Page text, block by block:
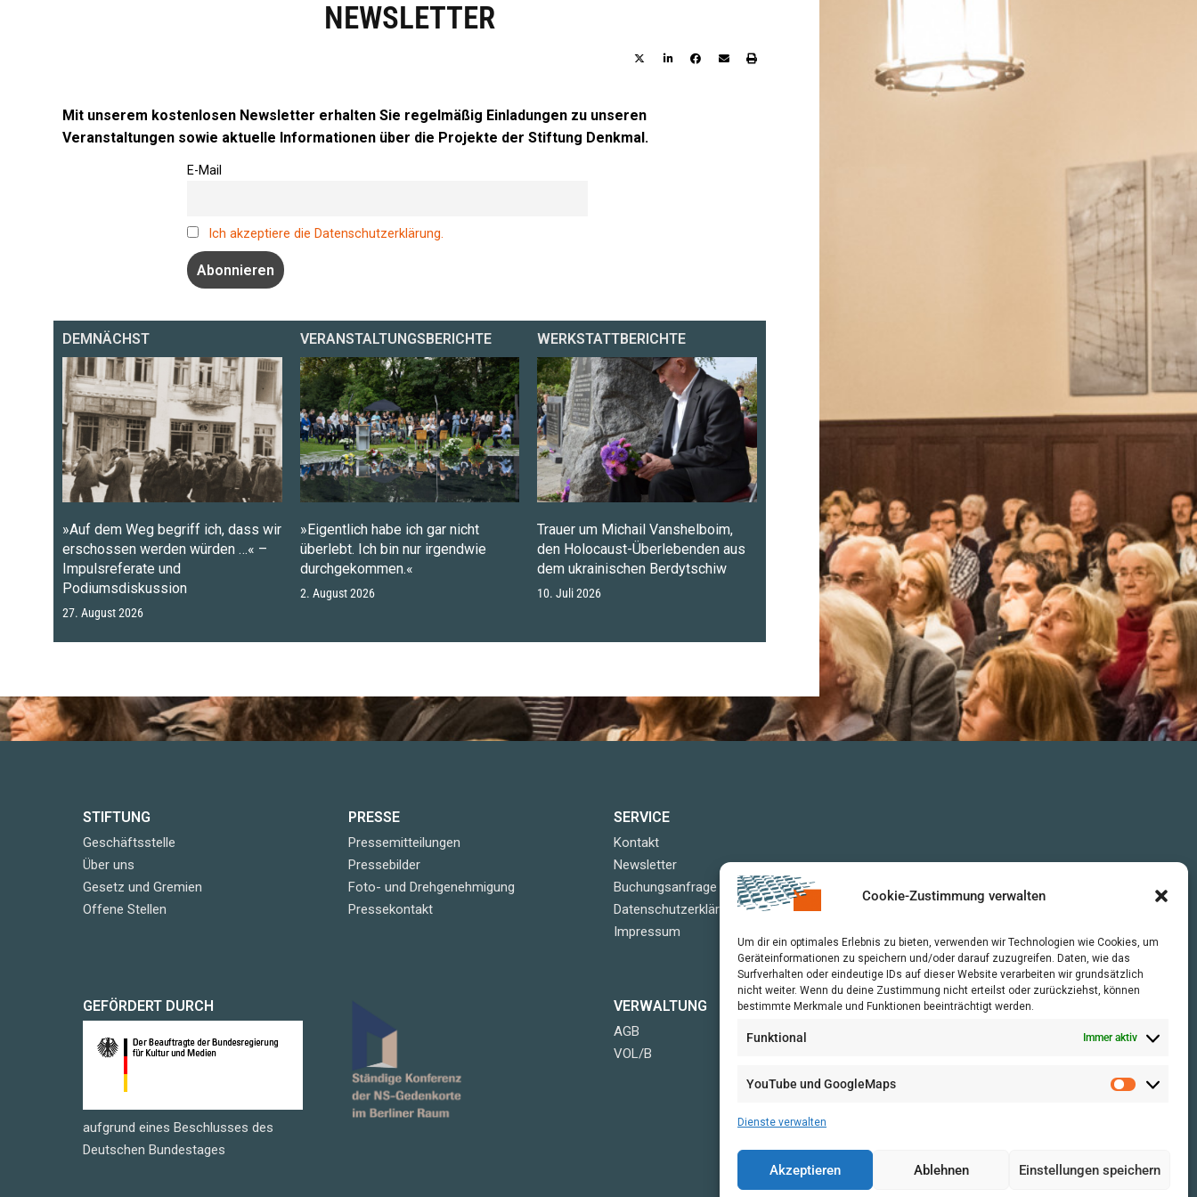
Cookie-Zustimmung verwalten
Um dir ein optimales Erlebnis zu bieten, verwenden wir Technologien wie Cookies, um
Geräteinformationen zu speichern und/oder darauf zuzugreifen. Daten, wie das
Surfverhalten oder eindeutige IDs auf dieser Website verarbeiten wir grundsätzlich
nicht weiter. Wenn du deine Zustimmung nicht erteilst oder zurückziehst, können
bestimmte Merkmale und Funktionen beeinträchtigt werden.
Funktional Immer aktiv
YouTube und GoogleMaps
Dienste verwalten
Akzeptieren Ablehnen Einstellungen speichern
NEWSLETTER
Mit unserem kostenlosen Newsletter erhalten Sie regelmäßig Einladungen zu unseren
Veranstaltungen sowie aktuelle Informationen über die Projekte der Stiftung Denkmal.
E-Mail
Ich akzeptiere die Datenschutzerklärung.
DEMNÄCHST
»Auf dem Weg begriff ich, dass wir
erschossen werden würden …« –
Impulsreferate und
Podiumsdiskussion
27. August 2026
VERANSTALTUNGSBERICHTE
»Eigentlich habe ich gar nicht
überlebt. Ich bin nur irgendwie
durchgekommen.«
2. August 2026
WERKSTATTBERICHTE
Trauer um Michail Vanshelboim,
den Holocaust-Überlebenden aus
dem ukrainischen Berdytschiw
10. Juli 2026
STIFTUNG
Geschäftsstelle
Über uns
Gesetz und Gremien
Offene Stellen
PRESSE
Pressemitteilungen
Pressebilder
Foto- und Drehgenehmigung
Pressekontakt
SERVICE
Kontakt
Newsletter
Buchungsanfrage
Datenschutzerklärung
Impressum
GEFÖRDERT DURCH
aufgrund eines Beschlusses des
Deutschen Bundestages
VERWALTUNG
AGB
VOL/B